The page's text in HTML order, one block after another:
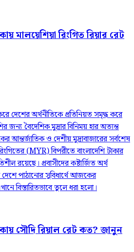
মালয়েশিয়া রিংগিত রিয়ার রেট
দেশের অর্থনীতিকে প্রতিনিয়ত সমৃদ্ধ করে
জন্য বৈদেশিক মুদ্রার বিনিময় হার অত্যন্ত
আন্তর্জাতিক ও দেশীয় মুদ্রাবাজারের সর্বশেষ
(MYR) বিপরীতে বাংলাদেশি টাকার
রয়েছে। প্রবাসীদের কষ্টার্জিত অর্থ
পাঠানোর সুবিধার্থে আজকের
বিস্তারিতভাবে তুলে ধরা হলো।
সৌদি রিয়াল রেট কত? জানুন